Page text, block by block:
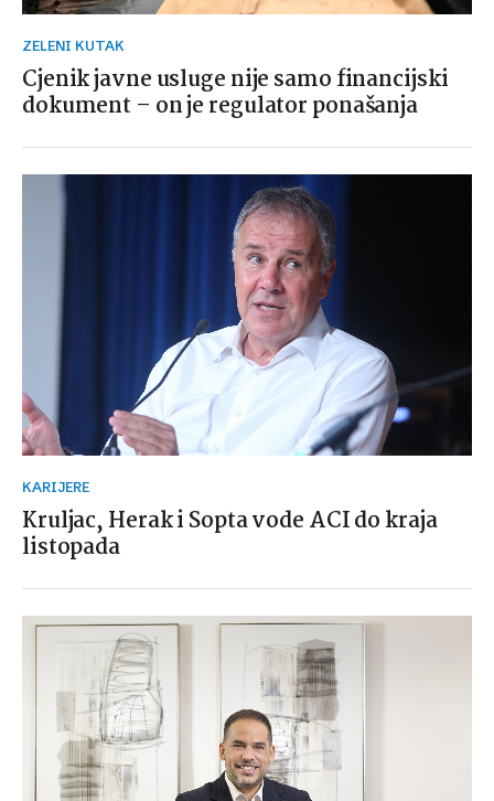
ZELENI KUTAK
Cjenik javne usluge nije samo financijski
dokument – on je regulator ponašanja
KARIJERE
Kruljac, Herak i Sopta vode ACI do kraja
listopada